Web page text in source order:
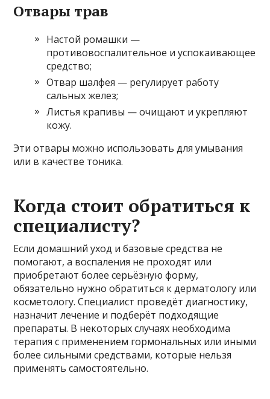
Отвары трав
Настой ромашки —
противовоспалительное и успокаивающее
средство;
Отвар шалфея — регулирует работу
сальных желез;
Листья крапивы — очищают и укрепляют
кожу.
Эти отвары можно использовать для умывания
или в качестве тоника.
Когда стоит обратиться к
специалисту?
Если домашний уход и базовые средства не
помогают, а воспаления не проходят или
приобретают более серьёзную форму,
обязательно нужно обратиться к дерматологу или
косметологу. Специалист проведёт диагностику,
назначит лечение и подберёт подходящие
препараты. В некоторых случаях необходима
терапия с применением гормональных или иными
более сильными средствами, которые нельзя
применять самостоятельно.